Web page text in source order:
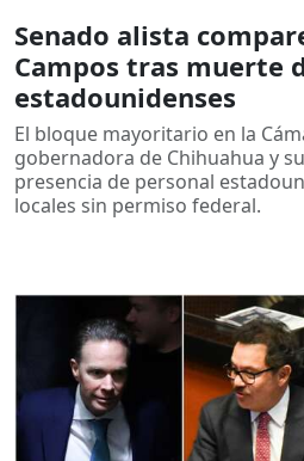
Senado alista
Campos tras muerte
estadounidenses
El bloque mayoritario en la
gobernadora de Chihuahua y
presencia de personal
locales sin permiso federal.